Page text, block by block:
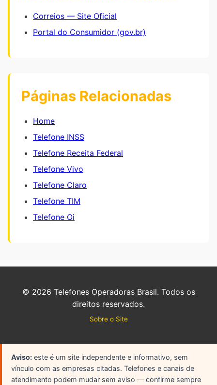
Correios — Site Oficial
Portal do Consumidor (gov.br)
Páginas Relacionadas
Home
Telefone INSS
Telefone Receita Federal
Telefone Vivo
Telefone Claro
Telefone TIM
Telefone Oi
© 2026 Telefones Operadoras Brasil. Todos os
direitos reservados.
Sobre o Site
Aviso: este é um site independente e informativo, sem
vínculo com as empresas citadas. Telefones e canais de
atendimento podem mudar sem aviso — confirme sempre